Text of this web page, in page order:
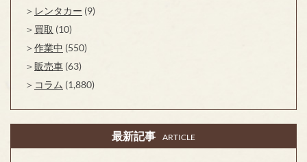
レンタカー (9)
買取 (10)
作業中 (550)
販売車 (63)
コラム (1,880)
最新記事 ARTICLE